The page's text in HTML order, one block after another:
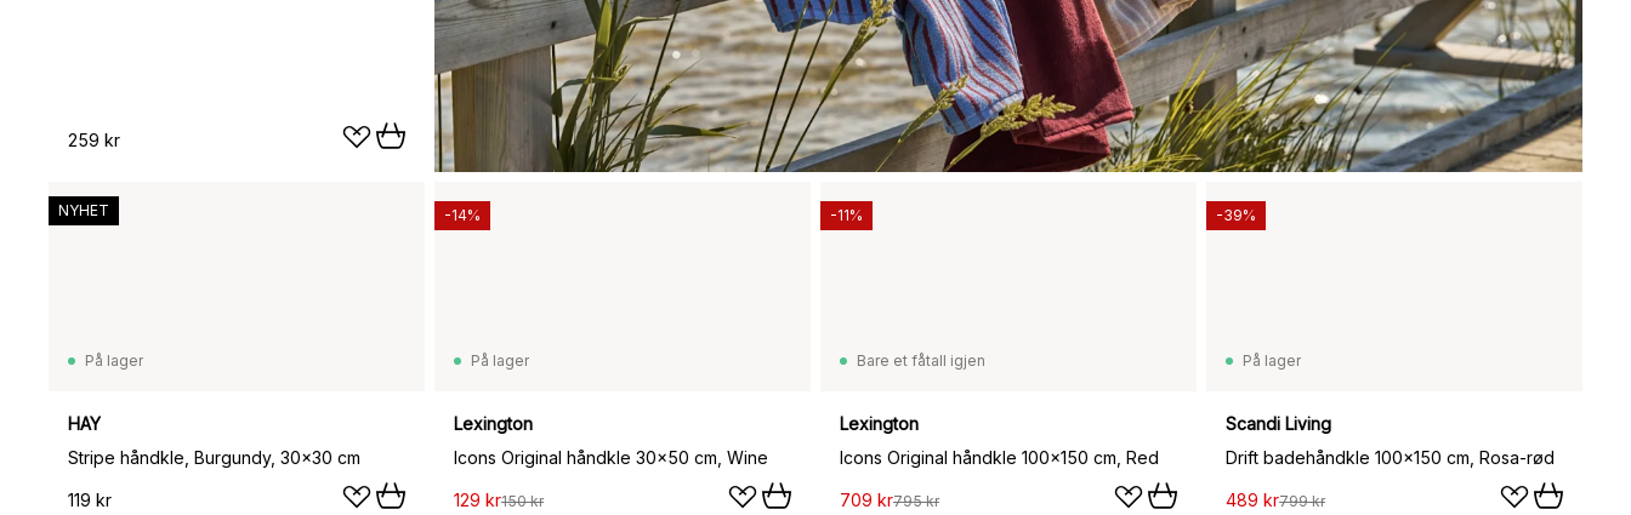
259 kr
På lager
HAY
Stripe håndkle, Burgundy, 30×30 cm
119 kr
NYHET
På lager
Lexington
Icons Original håndkle 30x50 cm, Wine
129 kr150 kr
-14%
Bare et fåtall igjen
Lexington
Icons Original håndkle 100x150 cm, Red
709 kr795 kr
-11%
På lager
Scandi Living
Drift badehåndkle 100x150 cm, Rosa-rød
489 kr799 kr
-39%